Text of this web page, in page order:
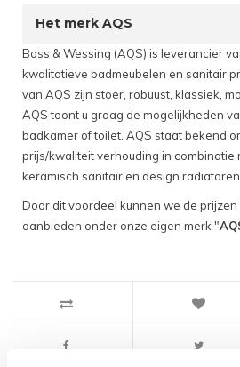
Het merk AQS
Boss & Wessing (AQS) is leverancier
kwalitatieve badmeubelen en sanitair
van AQS zijn stoer, robuust, klassiek,
AQS toont u graag de mogelijkheden
badkamer of toilet. AQS staat bekend
prijs/kwaliteit verhouding in combinatie
keramisch sanitair en design
Door dit voordeel kunnen we de
aanbieden onder onze eigen merk "